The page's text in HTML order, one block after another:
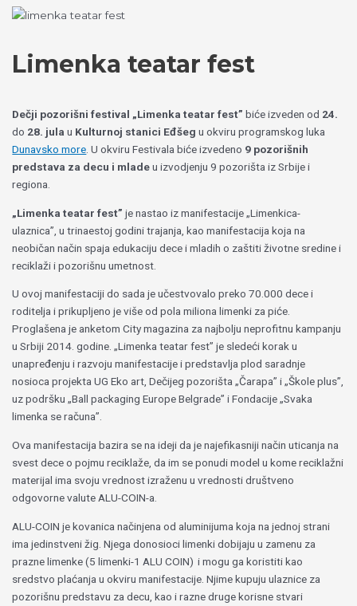
Пређи
Limenka teatar fest
Dečji pozorišni festival „Limenka teatar fest” biće izveden od 24.
do 28. jula u Kulturnoj stanici Eđšeg u okviru programskog luka
Dunavsko more . U okviru Festivala biće izvedeno 9 pozorišnih
predstava za decu i mladeu izvodjenju 9 pozorišta iz Srbije i
regiona.
„Limenka teatar fest” je nastao iz manifestacije „Limenkica-
ulaznica”, u trinaestoj godini trajanja, kao manifestacija koja na
neobičan način spaja edukaciju dece i mladih o zaštiti životne sredine i
reciklaži i pozorišnu umetnost.
U ovoj manifestaciji do sada je učestvovalo preko 70.000 dece i
roditelja i prikupljeno je više od pola miliona limenki za piće.
Proglašena je anketom City magazina za najbolju neprofitnu kampanju
u Srbiji 2014. godine. „Limenka teatar fest” je sledeći korak u
unapređenju i razvoju manifestacije i predstavlja plod saradnje
nosioca projekta UG Eko art, Dečijeg pozorišta „Čarapa” i „Škole plus”,
uz podršku „Ball packaging Europe Belgrade” i Fondacije „Svaka
limenka se računa”.
Ova manifestacija bazira se na ideji da je najefikasniji način uticanja na
svest dece o pojmu reciklaže, da im se ponudi model u kome reciklažni
materijal ima svoju vrednost izraženu u vrednosti društveno
odgovorne valute ALU-COIN-a.
ALU-COIN je kovanica načinjena od aluminijuma koja na jednoj strani
ima jedinstveni žig. Njega donosioci limenki dobijaju u zamenu za
prazne limenke (5 limenki-1 ALU COIN) i mogu ga koristiti kao
sredstvo plaćanja u okviru manifestacije. Njime kupuju ulaznice za
pozorišnu predstavu za decu, kao i razne druge korisne stvari
Izaberite